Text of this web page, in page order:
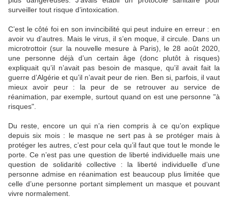
surveiller tout risque d’intoxication.
C’est le côté foi en son invincibilité qui peut induire en erreur : en
avoir vu d’autres. Mais le virus, il s’en moque, il circule. Dans un
microtrottoir (sur la nouvelle mesure à Paris), le 28 août 2020,
une personne déjà d’un certain âge (donc plutôt à risques)
expliquait qu’il n’avait pas besoin de masque, qu’il avait fait la
guerre d’Algérie et qu’il n’avait peur de rien. Ben si, parfois, il vaut
mieux avoir peur : la peur de se retrouver au service de
réanimation, par exemple, surtout quand on est une personne "à
risques".
Du reste, encore un qui n’a rien compris à ce qu’on explique
depuis six mois : le masque ne sert pas à se protéger mais à
protéger les autres, c’est pour cela qu’il faut que tout le monde le
porte. Ce n’est pas une question de liberté individuelle mais une
question de solidarité collective : la liberté individuelle d’une
personne admise en réanimation est beaucoup plus limitée que
celle d’une personne portant simplement un masque et pouvant
vivre normalement.